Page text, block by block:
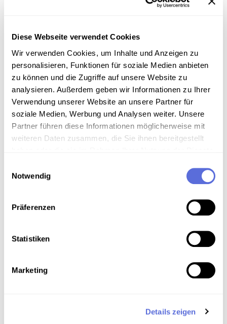
Diese Webseite verwendet Cookies
Wir verwenden Cookies, um Inhalte und Anzeigen zu
personalisieren, Funktionen für soziale Medien anbieten
zu können und die Zugriffe auf unsere Website zu
analysieren. Außerdem geben wir Informationen zu Ihrer
Verwendung unserer Website an unsere Partner für
soziale Medien, Werbung und Analysen weiter. Unsere
Partner führen diese Informationen möglicherweise mit
weiteren Daten zusammen, die Sie ihnen bereitgestellt
Notwendig
Präferenzen
Statistiken
Marketing
Details zeigen
Ensemblemitglied. Er war vor allem für seine Rollen
Puccini. Libretto Giuseppe Giacosa und Luigi Illica
nach Drama "La Tosca" von Victorien Sardou.
Sammlungsgeschichte
Schellacksammlung Teuchtler
Technische Anmerkungen
Schellackdigitalisierung - automatisierte
Metadaten
Verortung in der digitalen Sammlung